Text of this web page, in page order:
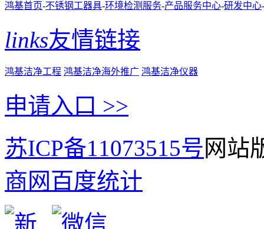
鸿基首页-不锈钢工器具-环境检测服务-产品服务中心-研发中心-
links友情链接
鸿基洁净工程 鸿基洁净海外推广 鸿基洁净仪器
申请入口 >>
苏ICP备11073515号网站
商网百度统计